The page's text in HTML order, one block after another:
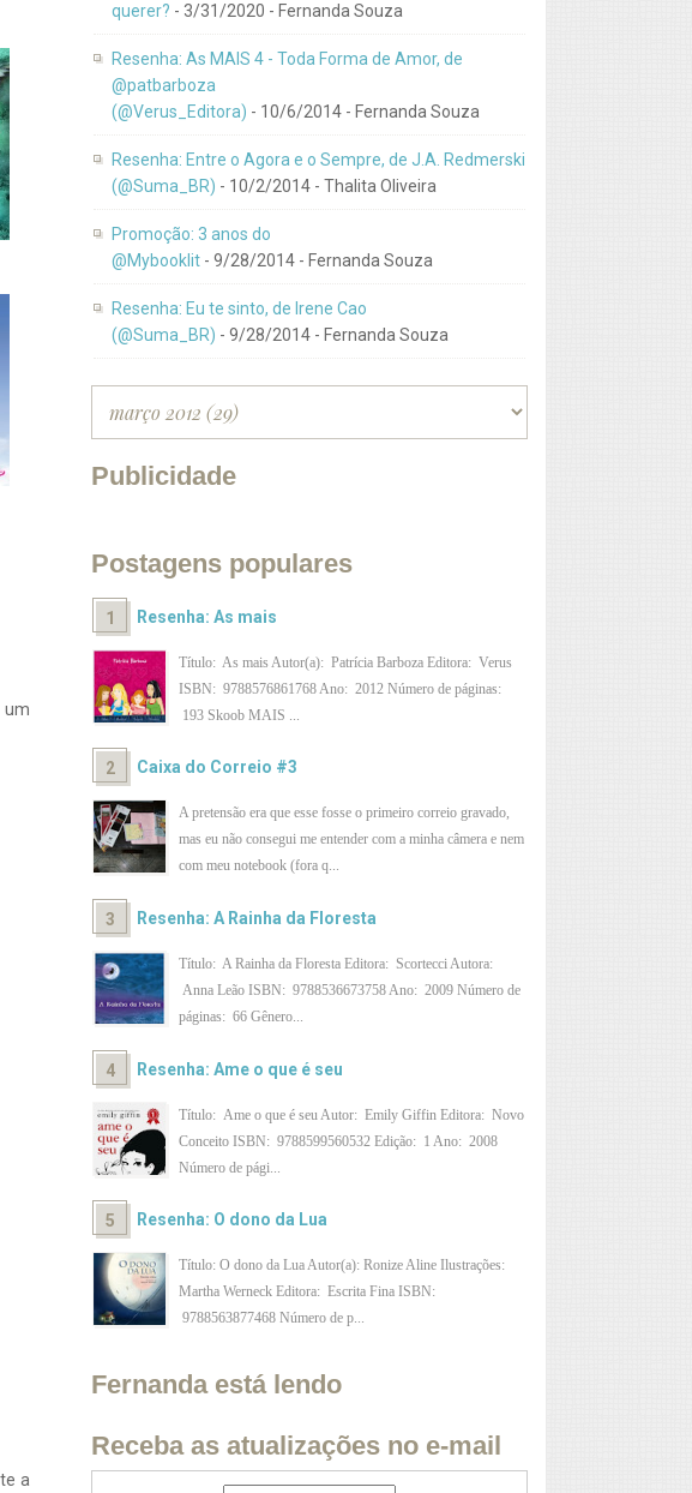
um
a
querer? - 3/31/2020 - Fernanda Souza
Resenha: As MAIS 4 - Toda Forma de Amor, de
@patbarboza
(@Verus_Editora) - 10/6/2014 - Fernanda Souza
Resenha: Entre o Agora e o Sempre, de J.A. Redmerski
(@Suma_BR) - 10/2/2014 - Thalita Oliveira
Promoção: 3 anos do
@Mybooklit - 9/28/2014 - Fernanda Souza
Resenha: Eu te sinto, de Irene Cao
(@Suma_BR) - 9/28/2014 - Fernanda Souza
Publicidade
Postagens populares
Resenha: As mais
Título: As mais Autor(a): Patrícia Barboza Editora: Verus
ISBN: 9788576861768 Ano: 2012 Número de páginas:
193 Skoob MAIS ...
Caixa do Correio #3
A pretensão era que esse fosse o primeiro correio gravado,
mas eu não consegui me entender com a minha câmera e nem
com meu notebook (fora q...
Resenha: A Rainha da Floresta
Título: A Rainha da Floresta Editora: Scortecci Autora:
Anna Leão ISBN: 9788536673758 Ano: 2009 Número de
páginas: 66 Gênero...
Resenha: Ame o que é seu
Título: Ame o que é seu Autor: Emily Giffin Editora: Novo
Conceito ISBN: 9788599560532 Edição: 1 Ano: 2008
Número de pági...
Resenha: O dono da Lua
Título: O dono da Lua Autor(a): Ronize Aline Ilustrações:
Martha Werneck Editora: Escrita Fina ISBN:
9788563877468 Número de p...
Fernanda está lendo
Receba as atualizações no e-mail